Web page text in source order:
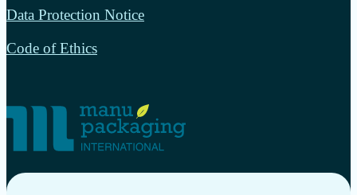
Data Protection Notice
Code of Ethics